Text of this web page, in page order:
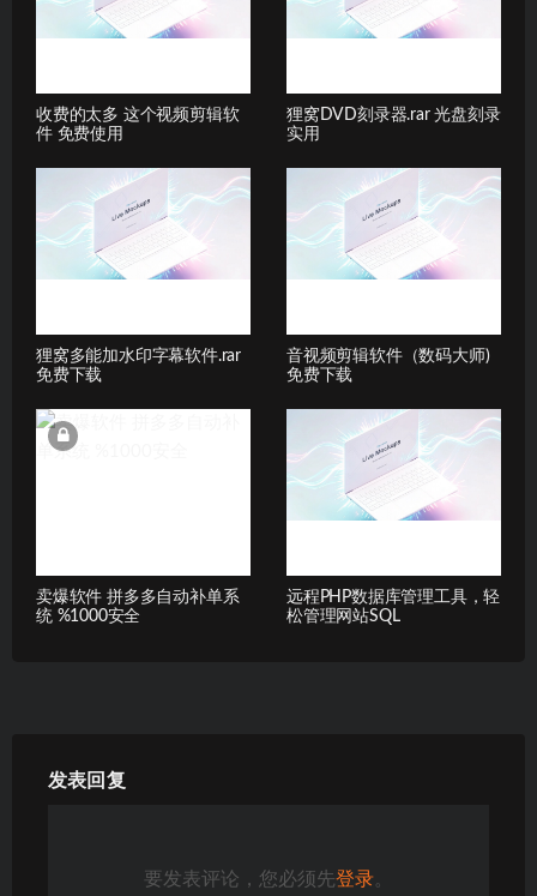
收费的太多 这个视频剪辑软
件 免费使用
狸窝DVD刻录器.rar 光盘刻录
实用
狸窝多能加水印字幕软件.rar
免费下载
音视频剪辑软件（数码大师)
免费下载
卖爆软件 拼多多自动补单系
统 %1000安全
远程PHP数据库管理工具，轻
松管理网站SQL
发表回复
要发表评论，您必须先登录。